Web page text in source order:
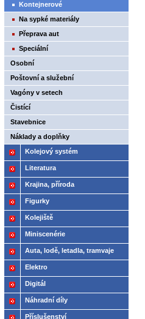
Kontejnerové
Na sypké materiály
Přeprava aut
Speciální
Osobní
Poštovní a služební
Vagóny v setech
Čistící
Stavebnice
Náklady a doplňky
Kolejový systém
Literatura
Krajina, příroda
Figurky
Kolejiště
Miniscenérie
Auta, lodě, letadla, tramvaje
Elektro
Digitál
Náhradní díly
Příslušenství